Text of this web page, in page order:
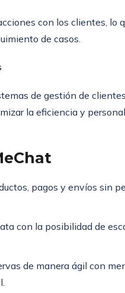
con los clientes, lo
de casos.
de gestión de
la eficiencia y
pagos y envíos sin
con la posibilidad de
de manera ágil con